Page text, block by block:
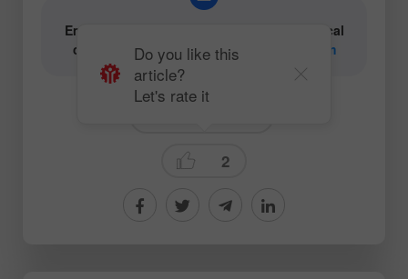
Email for authors of text and video analytical
content:
content-authors@instaforex.com
2
Do you like this
article?
Let's rate it